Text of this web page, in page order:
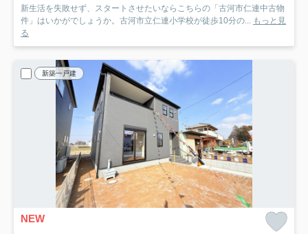
新生活を失敗せず、スタートさせたいならこちらの「古河市仁連中古物
件」はいかがでしょうか。古河市立仁連小学校が徒歩10分の... もっと見
る
新築一戸建
NEW